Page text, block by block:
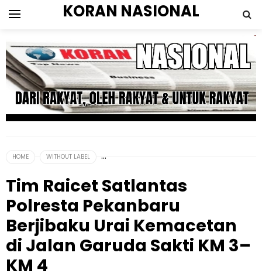
KORAN NASIONAL
HOME WITHOUT LABEL
Tim Raicet Satlantas
Polresta Pekanbaru
Berjibaku Urai Kemacetan
di Jalan Garuda Sakti KM 3–
KM 4